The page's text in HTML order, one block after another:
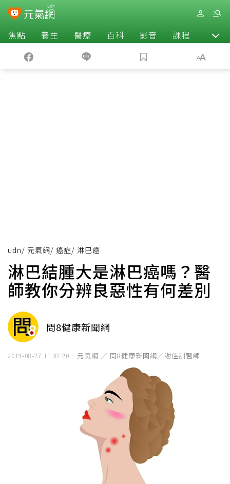
焦點 養生 醫療 百科 影音 課程 退休
udn/ 元氣網/ 癌症/ 淋巴癌
淋巴結腫大是淋巴癌嗎？醫
師教你分辨良惡性有何差別
問8健康新聞網
2019-08-27 11:32:20 元氣網 ／ 問8健康新聞網／謝佳訓醫師